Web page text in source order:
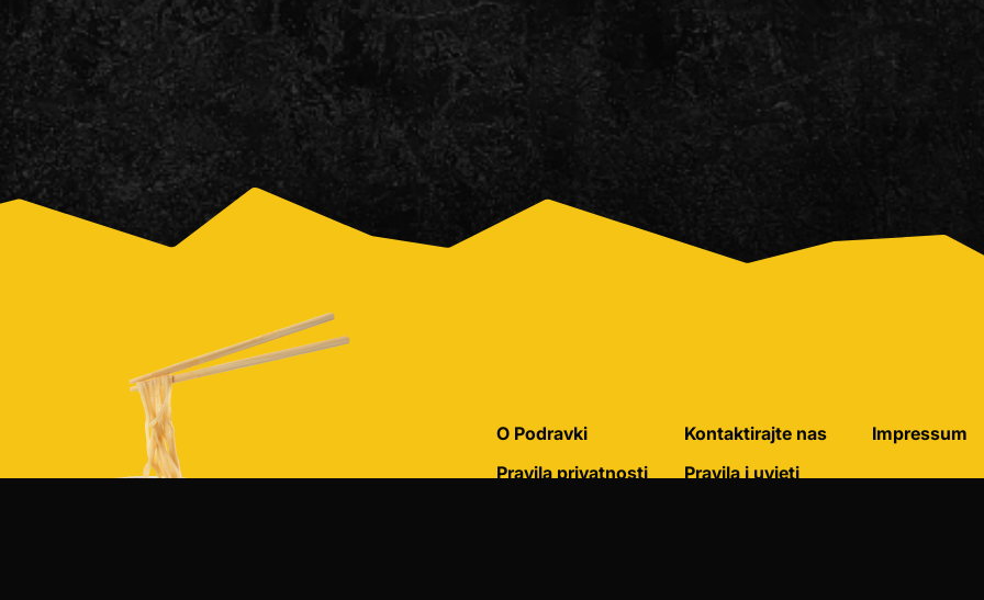
O Podravki
Pravila privatnosti
Kontaktirajte nas
Pravila i uvjeti
Impressum